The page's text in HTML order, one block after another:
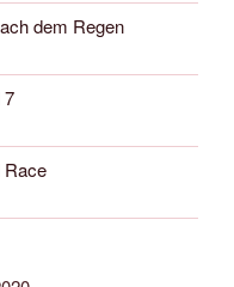
dem Regen
7
Race